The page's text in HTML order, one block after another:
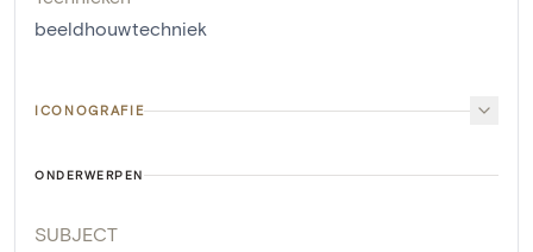
beeldhouwtechniek
ICONOGRAFIE
ONDERWERPEN
SUBJECT